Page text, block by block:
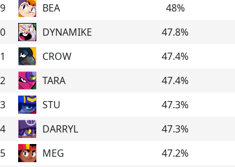
BEA 48%
DYNAMIKE 47.8%
CROW 47.4%
TARA 47.4%
STU 47.3%
DARRYL 47.3%
MEG 47.2%